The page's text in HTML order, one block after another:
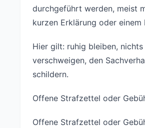
durchgeführt werden, meist
kurzen Erklärung oder einem
Hier gilt: ruhig bleiben, nichts
verschweigen, den
schildern.
Offene Strafzettel oder
Offene Strafzettel oder